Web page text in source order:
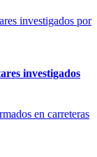
investigados